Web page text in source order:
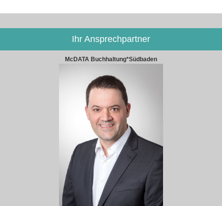
Ihr Ansprechpartner
McDATA Buchhaltung*Südbaden